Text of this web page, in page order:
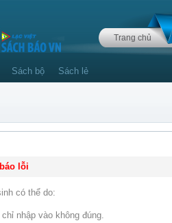
Trang chủ
Sách bộ Sách lẻ
lỗi
có thể do:
nhập vào không đúng.